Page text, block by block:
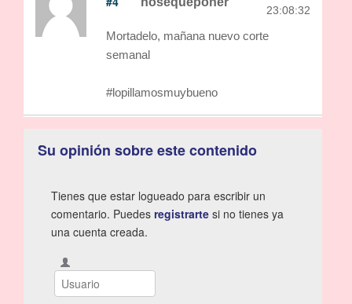
23:08:32
Mortadelo, mañana nuevo corte
semanal
#lopillamosmuybueno
Su opinión sobre este contenido
Tienes que estar logueado para escribir un
comentario. Puedes registrarte si no tienes ya
una cuenta creada.